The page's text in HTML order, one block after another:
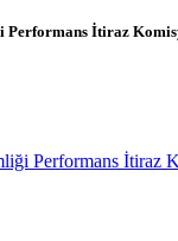
Performans İtiraz
Performans İtiraz